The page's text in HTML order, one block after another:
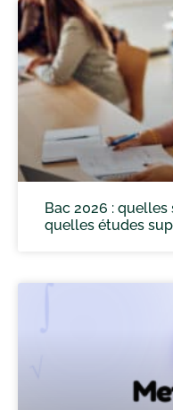
Bac 2026 :
quelles études